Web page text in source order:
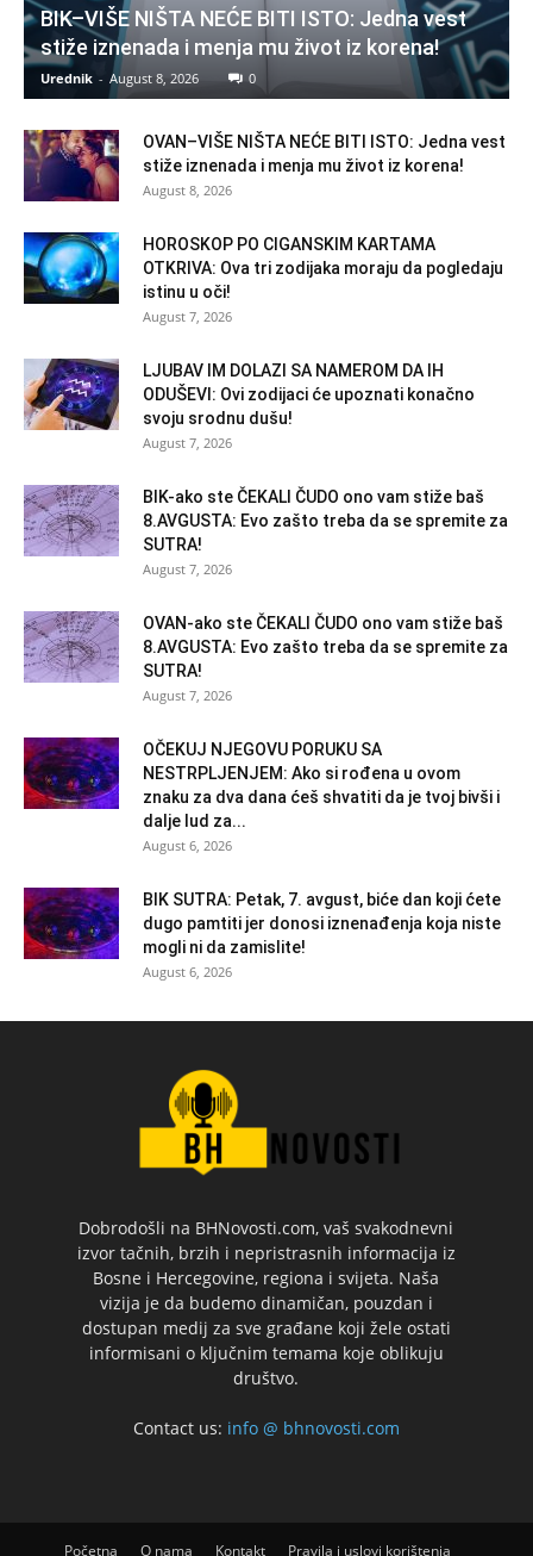
BIK–VIŠE NIŠTA NEĆE BITI ISTO: Jedna vest
stiže iznenada i menja mu život iz korena!
Urednik - August 8, 2026 0
OVAN–VIŠE NIŠTA NEĆE BITI ISTO: Jedna vest
stiže iznenada i menja mu život iz korena!
August 8, 2026
HOROSKOP PO CIGANSKIM KARTAMA
OTKRIVA: Ova tri zodijaka moraju da pogledaju
istinu u oči!
August 7, 2026
LJUBAV IM DOLAZI SA NAMEROM DA IH
ODUŠEVI: Ovi zodijaci će upoznati konačno
svoju srodnu dušu!
August 7, 2026
BIK-ako ste ČEKALI ČUDO ono vam stiže baš
8.AVGUSTA: Evo zašto treba da se spremite za
SUTRA!
August 7, 2026
OVAN-ako ste ČEKALI ČUDO ono vam stiže baš
8.AVGUSTA: Evo zašto treba da se spremite za
SUTRA!
August 7, 2026
OČEKUJ NJEGOVU PORUKU SA
NESTRPLJENJEM: Ako si rođena u ovom
znaku za dva dana ćeš shvatiti da je tvoj bivši i
dalje lud za...
August 6, 2026
BIK SUTRA: Petak, 7. avgust, biće dan koji ćete
dugo pamtiti jer donosi iznenađenja koja niste
mogli ni da zamislite!
August 6, 2026
Dobrodošli na BHNovosti.com, vaš svakodnevni
izvor tačnih, brzih i nepristrasnih informacija iz
Bosne i Hercegovine, regiona i svijeta. Naša
vizija je da budemo dinamičan, pouzdan i
dostupan medij za sve građane koji žele ostati
informisani o ključnim temama koje oblikuju
društvo.
Contact us: info @ bhnovosti.com
Početna O nama Kontakt Pravila i uslovi korištenja